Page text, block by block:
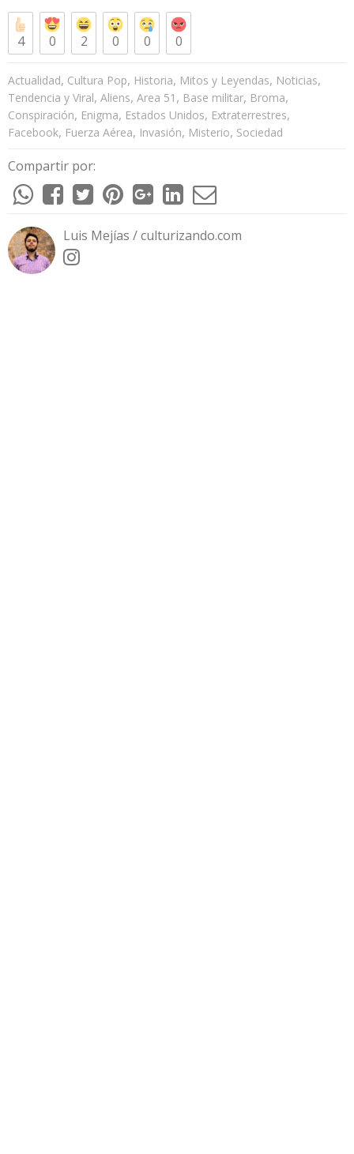
4 0 2 0 0 0
Actualidad, Cultura Pop, Historia, Mitos y Leyendas, Noticias,
Tendencia y Viral, Aliens, Area 51 , Base militar, Broma,
Conspiración, Enigma, Estados Unidos, Extraterrestres,
Facebook, Fuerza Aérea, Invasión, Misterio, Sociedad
Compartir por:
Luis Mejías / culturizando.com